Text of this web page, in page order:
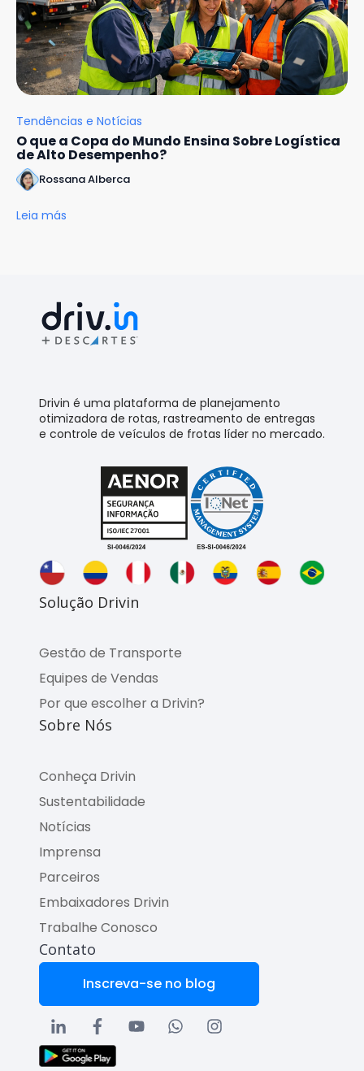
Tendências e Notícias
O que a Copa do Mundo Ensina Sobre Logística
de Alto Desempenho?
Rossana Alberca
Leia más
Drivin é uma plataforma de planejamento
otimizadora de rotas, rastreamento de entregas
e controle de veículos de frotas líder no mercado.
Solução Drivin
Gestão de Transporte
Equipes de Vendas
Por que escolher a Drivin?
Sobre Nós
Conheça Drivin
Sustentabilidade
Notícias
Imprensa
Parceiros
Embaixadores Drivin
Trabalhe Conosco
Contato
Inscreva-se no blog